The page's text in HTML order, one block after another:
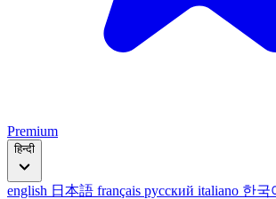
Premium
हिन्दी
english 日本語 français русский italiano 한국